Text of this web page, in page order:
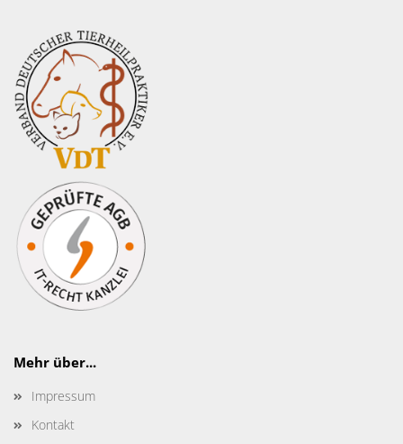
Mehr über...
Impressum
Kontakt